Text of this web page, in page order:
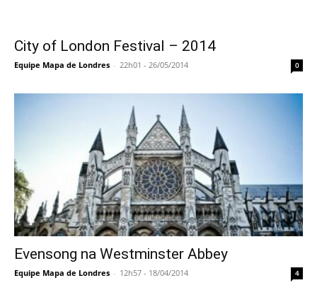
City of London Festival – 2014
Equipe Mapa de Londres - 22h01 - 26/05/2014 0
Evensong na Westminster Abbey
Equipe Mapa de Londres - 12h57 - 18/04/2014 4